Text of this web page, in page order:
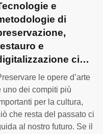
e
di
e
ci…
le opere d’arte
uno dei compiti più
per la cultura,
che resta del passato ci
al nostro futuro. Se il